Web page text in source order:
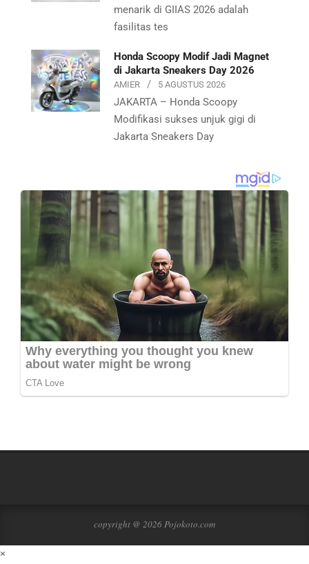
menarik di GIIAS 2026 adalah
fasilitas tes
Honda Scoopy Modif Jadi Magnet
di Jakarta Sneakers Day 2026
AMIER 5 AGUSTUS 2026
JAKARTA – Honda Scoopy
Modifikasi sukses unjuk gigi di
Jakarta Sneakers Day
copyright @ 2026 Pojokoto.com
×